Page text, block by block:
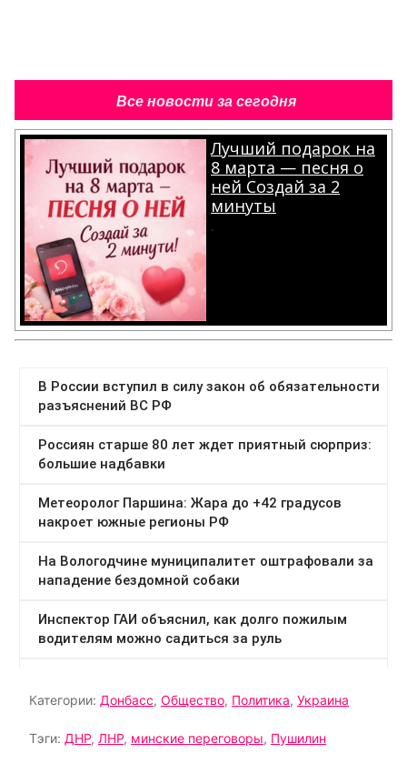
Все новости за сегодня
Лучший подарок на
8 марта — песня о
ней Создай за 2
минуты
.
Категории: Донбасс, Общество, Политика, Украина
Тэги: ДНР, ЛНР, минские переговоры, Пушилин